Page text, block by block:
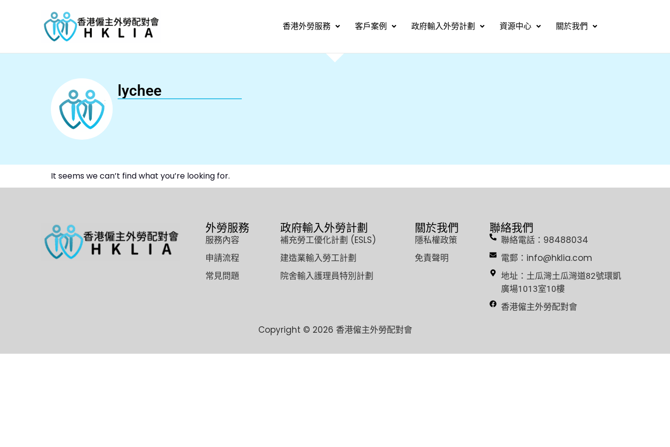
香港外勞服務 客戶案例 政府輸入外勞計劃 資源中心 關於我們
lychee
It seems we can’t find what you’re looking for.
外勞服務
服務內容
申請流程
常見問題
政府輸入外勞計劃
補充勞工優化計劃 (ESLS)
建造業輸入勞工計劃
院舍輸入護理員特別計劃
關於我們
隱私權政策
免責聲明
聯絡我們
聯絡電話：98488034
電郵：info@hklia.com
地址：土瓜灣土瓜灣道82號環凱
廣場1013室10樓
香港僱主外勞配對會
Copyright © 2026 香港僱主外勞配對會